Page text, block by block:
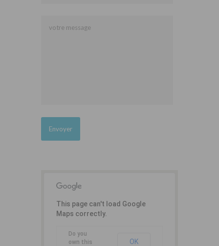
This page can't load Google
Maps correctly.
Do you
own this
OK